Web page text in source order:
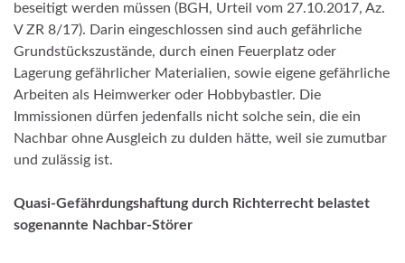
beseitigt werden müssen (BGH, Urteil vom 27.10.2017, Az.
V ZR 8/17). Darin eingeschlossen sind auch gefährliche
Grundstückszustände, durch einen Feuerplatz oder
Lagerung gefährlicher Materialien, sowie eigene gefährliche
Arbeiten als Heimwerker oder Hobbybastler. Die
Immissionen dürfen jedenfalls nicht solche sein, die ein
Nachbar ohne Ausgleich zu dulden hätte, weil sie zumutbar
und zulässig ist.
Quasi-Gefährdungshaftung durch Richterrecht belastet
sogenannte Nachbar-Störer